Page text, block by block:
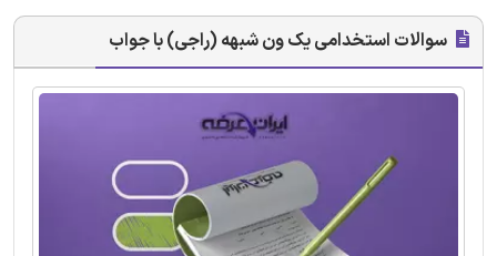
سوالات استخدامی یک ون شبهه (راجی) با جواب